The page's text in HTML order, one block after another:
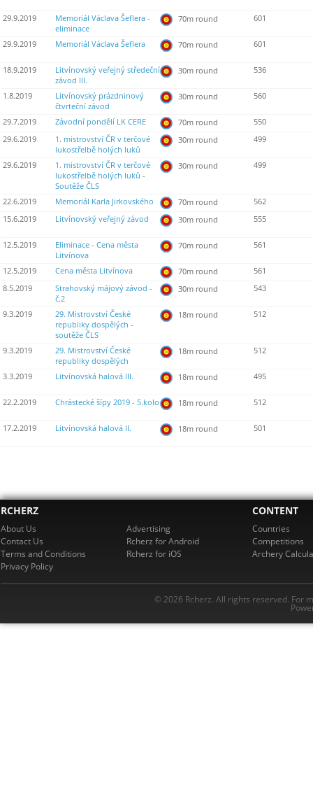
29.9.2019
Memoriál Václava Šeflera -
eliminace
70m round 601
29.9.2019 Memoriál Václava Šeflera 70m round 601
18.9.2019
Litvínovský veřejný středeční
závod III.
30m round 536
1.8.2019
Litvínovský prázdninový
čtvrteční závod
30m round 560
29.7.2019 Závodní pondělí LK CERE 70m round
550
29.6.2019
1. mistrovství ČR v terčové
lukostřelbě holých luků
30m round 499
29.6.2019
1. mistrovství ČR v terčové
lukostřelbě holých luků -
Soutěže ČLS
30m round 499
22.6.2019 Memoriál Karla Jirkovského 70m round
562
15.6.2019
Litvínovský veřejný závod 30m round 555
12.5.2019
Eliminace - Cena města
Litvínova
70m round 561
12.5.2019 Cena města Litvínova 70m round
561
8.5.2019
Strahovský májový závod -
č.2
30m round 543
9.3.2019
29. Mistrovství České
republiky dospělých -
soutěže ČLS
18m round 512
9.3.2019
29. Mistrovství České
republiky dospělých
18m round 512
3.3.2019 Litvínovská halová III. 18m round 495
22.2.2019 Chrástecké šípy 2019 - 5.kolo 18m round 512
17.2.2019 Litvínovská halová II. 18m round 501
RCHERZ
About Us
Contact Us
Terms and Conditions
Privacy Policy
Advertising
Rcherz for Android
Rcherz for iOS
CONTENT
Countries
Competitions
Archery
© 2026 Rcherz. All rights reserved. For